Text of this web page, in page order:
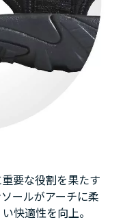
要な役割を果たす
ールがアーチに柔
快適性を向上。